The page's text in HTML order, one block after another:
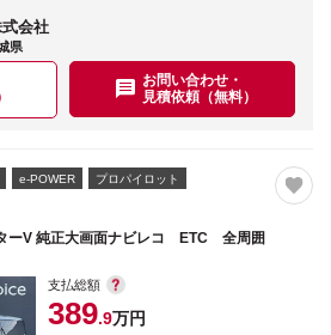
会社
県
お問い合わせ・
見積依頼（無料）
e-POWER プロパイロット
ーV 純正大画面ナビレコ ETC 全周囲
支払総額
389.9万円